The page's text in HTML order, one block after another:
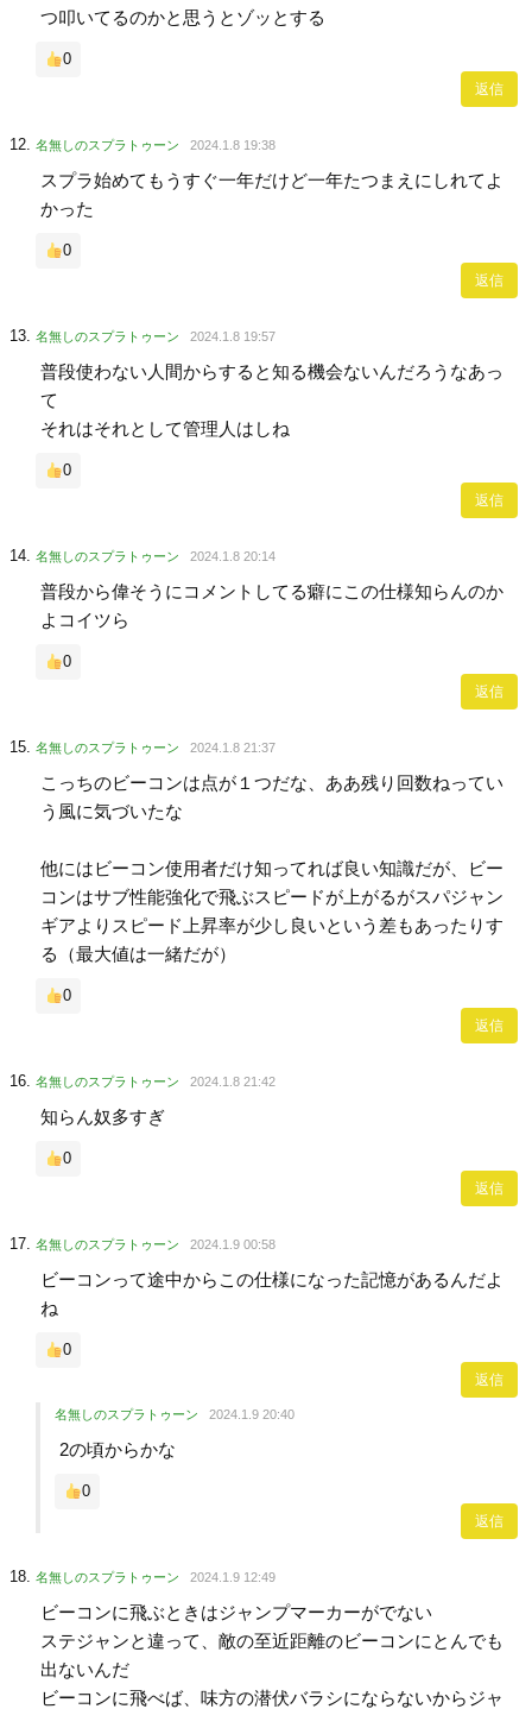
つ叩いてるのかと思うとゾッとする
0
返信
名無しのスプラトゥーン 2024.1.8 19:38
スプラ始めてもうすぐ一年だけど一年たつまえにしれてよ
かった
0
返信
名無しのスプラトゥーン 2024.1.8 19:57
普段使わない人間からすると知る機会ないんだろうなあっ
て
それはそれとして管理人はしね
0
返信
名無しのスプラトゥーン 2024.1.8 20:14
普段から偉そうにコメントしてる癖にこの仕様知らんのか
よコイツら
0
返信
名無しのスプラトゥーン 2024.1.8 21:37
こっちのビーコンは点が１つだな、ああ残り回数ねってい
う風に気づいたな
他にはビーコン使用者だけ知ってれば良い知識だが、ビー
コンはサブ性能強化で飛ぶスピードが上がるがスパジャン
ギアよりスピード上昇率が少し良いという差もあったりす
る（最大値は一緒だが）
0
返信
名無しのスプラトゥーン 2024.1.8 21:42
知らん奴多すぎ
0
返信
名無しのスプラトゥーン 2024.1.9 00:58
ビーコンって途中からこの仕様になった記憶があるんだよ
ね
0
返信
名無しのスプラトゥーン 2024.1.9 20:40
2の頃からかな
0
返信
名無しのスプラトゥーン 2024.1.9 12:49
ビーコンに飛ぶときはジャンプマーカーがでない
ステジャンと違って、敵の至近距離のビーコンにとんでも
出ないんだ
ビーコンに飛べば、味方の潜伏バラシにならないからジャ